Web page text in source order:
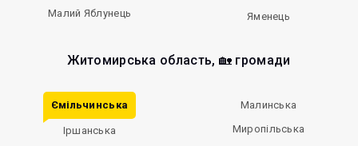
Малий Яблунець
Яменець
Житомирська область, 🏡 громади
Ємільчинська
Іршанська
Малинська
Миропільська